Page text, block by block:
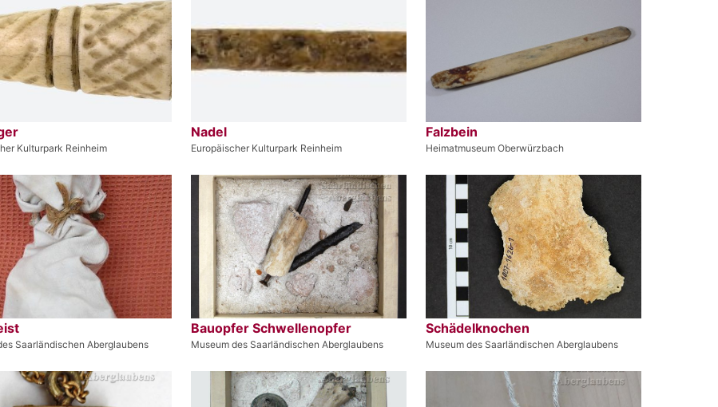
Kulturpark Reinheim
Nadel
Europäischer Kulturpark Reinheim
Falzbein
Heimatmuseum Oberwürzbach
Saarländischen Aberglaubens
Bauopfer Schwellenopfer
Museum des Saarländischen Aberglaubens
Schädelknochen
Museum des Saarländischen Aberglaubens